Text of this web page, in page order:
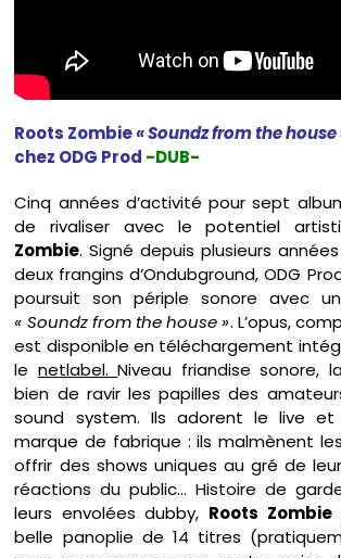
Roots Zombie« Soundz from the house
chez ODG Prod -DUB-
Cinq années d’activité pour sept
de rivaliser avec le potentiel
Zombie. Signé depuis plusieurs
deux frangins d’Ondubground, ODG
poursuit son périple sonore avec
« Soundz from the house ». L’opus,
est disponible en téléchargement
le netlabel.Niveau friandise sonore,
bien de ravir les papilles des
sound system. Ils adorent le live et
marque de fabrique : ils malmènent
offrir des shows uniques au gré de
réactions du public… Histoire de
leurs envolées dubby, Roots Zombie
belle panoplie de 14 titres